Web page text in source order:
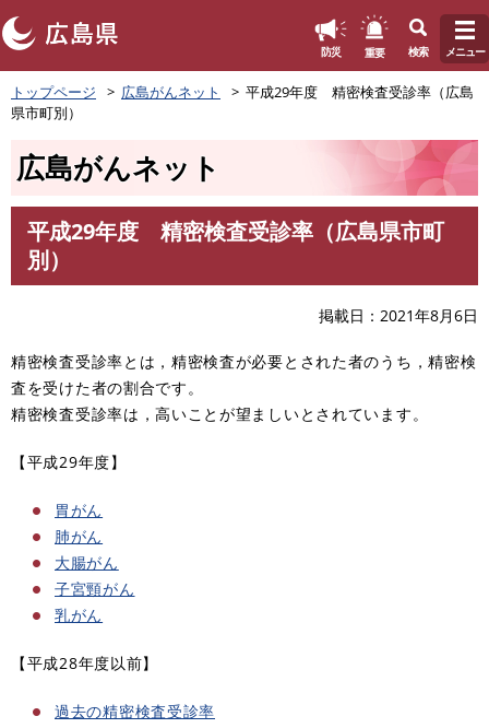
ペ
ー
ジ
防災 重要 検索 メニュー
トップページ 広島がんネット
平成29年度 精密検査受診率（広島
県市町別）
広島がんネット
平成29年度 精密検査受診率（広島県市町
別）
掲載日 2021年8月6日
精密検査受診率とは，精密検査が必要とされた者のうち，精密検
査を受けた者の割合です。
精密検査受診率は，高いことが望ましいとされています。
【平成29年度】
胃がん
肺がん
大腸がん
子宮頸がん
乳がん
【平成28年度以前】
過去の精密検査受診率